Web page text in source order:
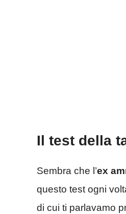
Il test della
Sembra che l’ex
questo test ogni
di cui ti parlavamo